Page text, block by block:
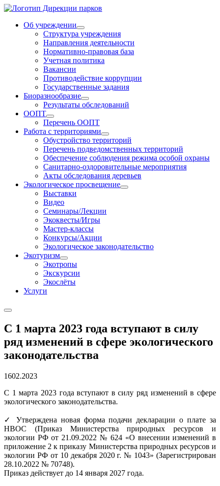
Об учреждении
Структура учреждения
Направления деятельности
Нормативно-правовая база
Учетная политика
Вакансии
Противодействие коррупции
Государственные задания
Биоразнообразие
Результаты обследований
ООПТ
Перечень ООПТ
Работа с территориями
Обустройство территорий
Перечень подведомственных территорий
Обеспечение соблюдения режима особой охраны
Санитарно-оздоровительные мероприятия
Акты обследования деревьев
Экологическое просвещение
Выставки
Видео
Семинары/Лекции
Экоквесты/Игры
Мастер-классы
Конкурсы/Акции
Экологическое законодательство
Экотуризм
Экотропы
Экскурсии
Экослёты
Услуги
С 1 марта 2023 года вступают в силу
ряд изменений в сфере экологического
законодательства
1602.2023
С 1 марта 2023 года вступают в силу ряд изменений в сфере
экологического законодательства.
✓ Утверждена новая форма подачи декларации о плате за
НВОС (Приказ Министерства природных ресурсов и
экологии РФ от 21.09.2022 № 624 «О внесении изменений в
приложение 2 к приказу Министерства природных ресурсов и
экологии РФ от 10 декабря 2020 г. № 1043» (Зарегистрирован
28.10.2022 № 70748).
Приказ действует до 14 января 2027 года.